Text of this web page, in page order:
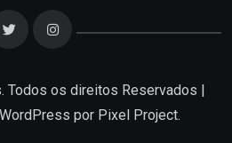
os direitos Reservados |
WordPress por Pixel Project.